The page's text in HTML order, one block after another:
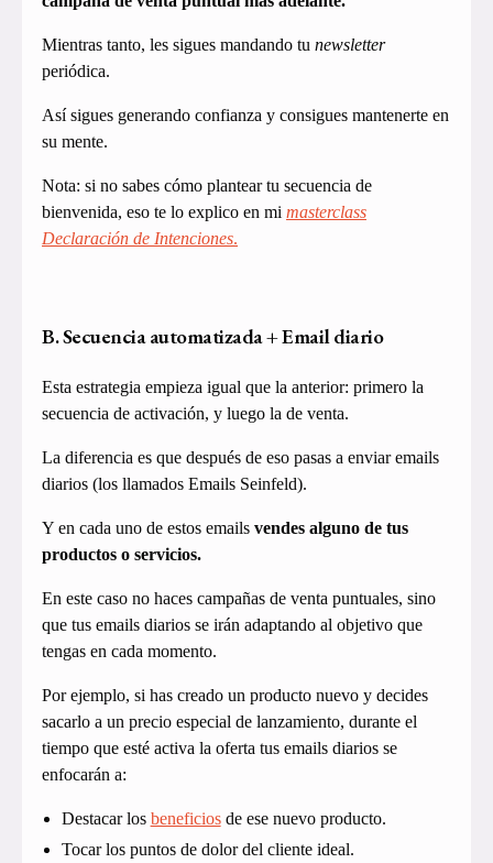
Mientras tanto, les sigues mandando tu newsletter
periódica.
Así sigues generando confianza y consigues mantenerte en
su mente.
Nota: si no sabes cómo plantear tu secuencia de
bienvenida, eso te lo explico en mi masterclass
Declaración de Intenciones.
B. Secuencia automatizada + Email diario
Esta estrategia empieza igual que la anterior: primero la
secuencia de activación, y luego la de venta.
La diferencia es que después de eso pasas a enviar emails
diarios (los llamados Emails Seinfeld).
Y en cada uno de estos emails vendes alguno de tus
productos o servicios.
En este caso no haces campañas de venta puntuales, sino
que tus emails diarios se irán adaptando al objetivo que
tengas en cada momento.
Por ejemplo, si has creado un producto nuevo y decides
sacarlo a un precio especial de lanzamiento, durante el
tiempo que esté activa la oferta tus emails diarios se
enfocarán a:
Destacar los beneficiosde ese nuevo producto.
Tocar los puntos de dolor del cliente ideal.